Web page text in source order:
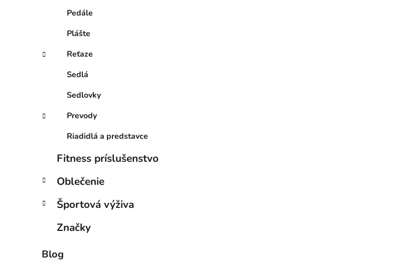
Pedále
Plášte
Reťaze
Sedlá
Sedlovky
Prevody
Riadidlá a predstavce
Fitness príslušenstvo
Oblečenie
Športová výživa
Značky
Blog